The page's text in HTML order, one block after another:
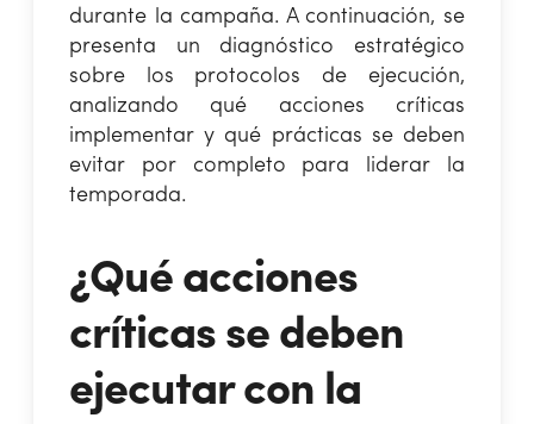
durante la campaña. A continuación, se
presenta un diagnóstico estratégico
sobre los protocolos de ejecución,
analizando qué acciones críticas
implementar y qué prácticas se deben
evitar por completo para liderar la
temporada.
¿Qué acciones
críticas se deben
ejecutar con la